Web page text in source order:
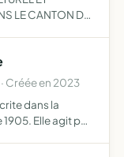
LE CANTON DU
Créée en 2023
dans la
Elle agit par